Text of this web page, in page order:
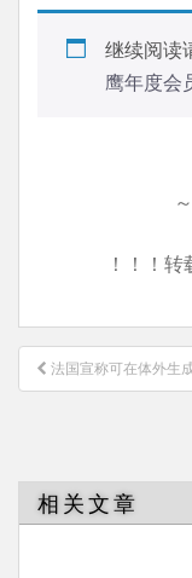
继续阅读
鹰年度会
！！！
文
章
法国宣称可在体外生
相关文章